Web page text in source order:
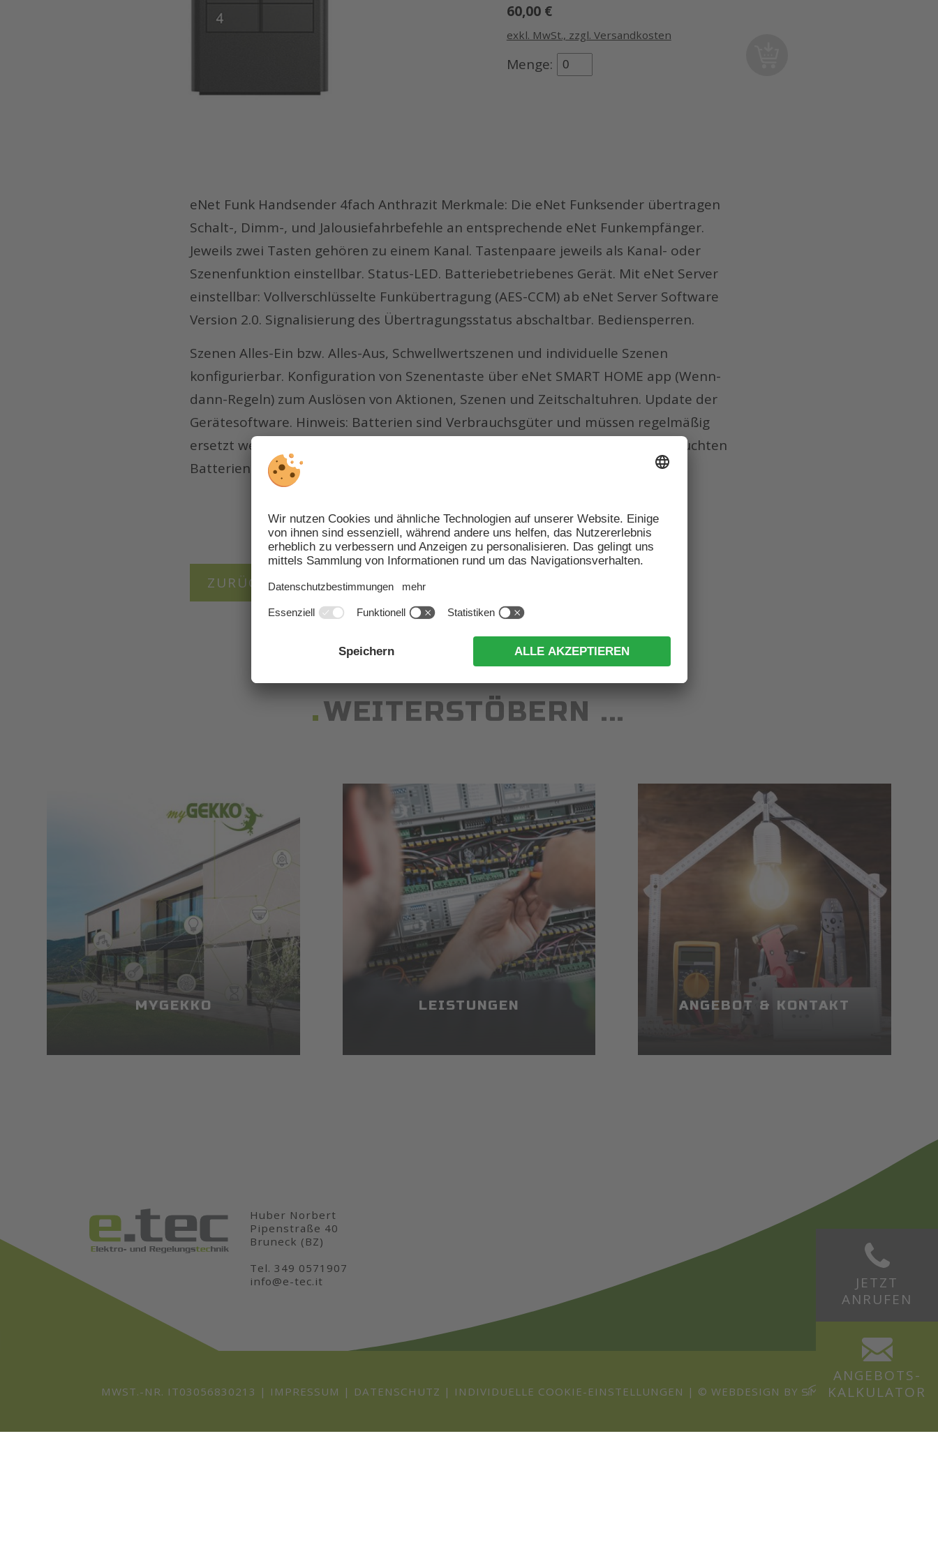
JETZT
ANRUFEN
ANGEBOTS-
KALKULATOR
60,00 €
exkl. MwSt., zzgl. Versandkosten
eNet Funk Handsender 4fach Anthrazit Merkmale: Die eNet Funksender übertragen
Schalt-, Dimm-, und Jalousiefahrbefehle an entsprechende eNet Funkempfänger.
Jeweils zwei Tasten gehören zu einem Kanal. Tastenpaare jeweils als Kanal- oder
Szenenfunktion einstellbar. Status-LED. Batteriebetriebenes Gerät. Mit eNet Server
einstellbar: Vollverschlüsselte Funkübertragung (AES-CCM) ab eNet Server Software
Version 2.0. Signalisierung des Übertragungsstatus abschaltbar. Bediensperren.
Szenen Alles-Ein bzw. Alles-Aus, Schwellwertszenen und individuelle Szenen
konfigurierbar. Konfiguration von Szenentaste über eNet SMART HOME app (Wenn-
dann-Regeln) zum Auslösen von Aktionen, Szenen und Zeitschaltuhren. Update der
Gerätesoftware. Hinweis: Batterien sind Verbrauchsgüter und müssen regelmäßig
ersetzt werden. Bitte beachten Sie die Vorschriften zur Entsorgung von gebrauchten
Batterien.
ZURÜCK ZUR ÜBERSICHT
WEITERSTÖBERN ...
MYGEKKO LEISTUNGEN ANGEBOT & KONTAKT
Huber Norbert
Pipenstraße 40
Bruneck (BZ)
Tel. 349 0571907
info@e-tec.it
MWST.-NR. IT03056830213 | IMPRESSUM | DATENSCHUTZ | INDIVIDUELLE COOKIE-EINSTELLUNGEN | © WEBDESIGN BY